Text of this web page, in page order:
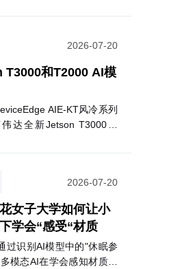
2026-07-20
和T2000 AI模
AIE-KT风冷系列
达全新Jetson T3000和
400 FP4 TFLOPS，面向
等英伟达AI软件生态。
2026-07-20
女子大学如何让小
学会“感受“材质
过识别AI模型中的"休眠参
模态AI在学会感知材质触